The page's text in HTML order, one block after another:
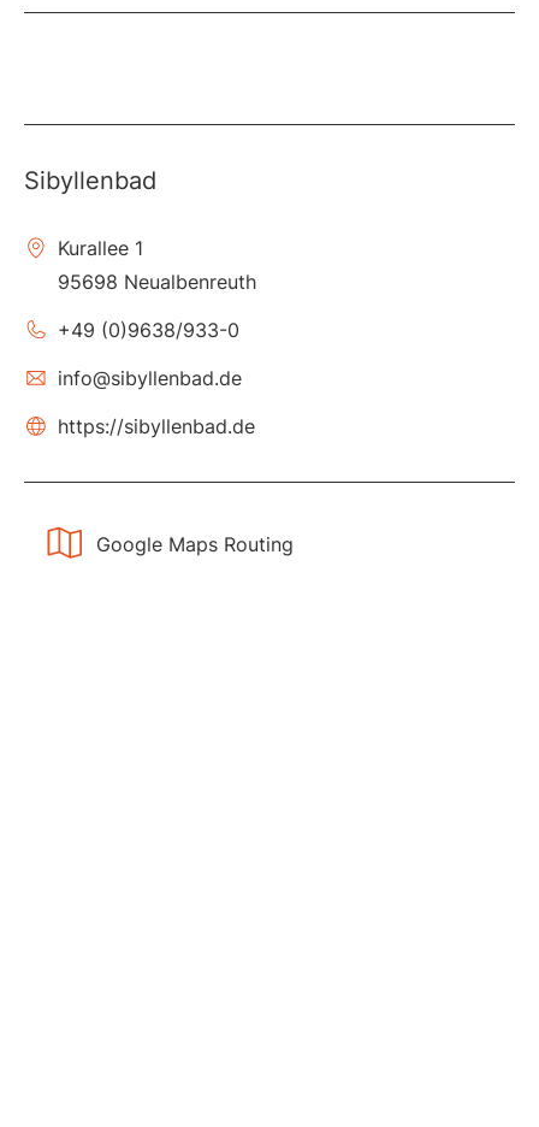
Sibyllenbad
Kurallee 1
95698 Neualbenreuth
+49 (0)9638/933-0
info@sibyllenbad.de
https://sibyllenbad.de
Google Maps Routing